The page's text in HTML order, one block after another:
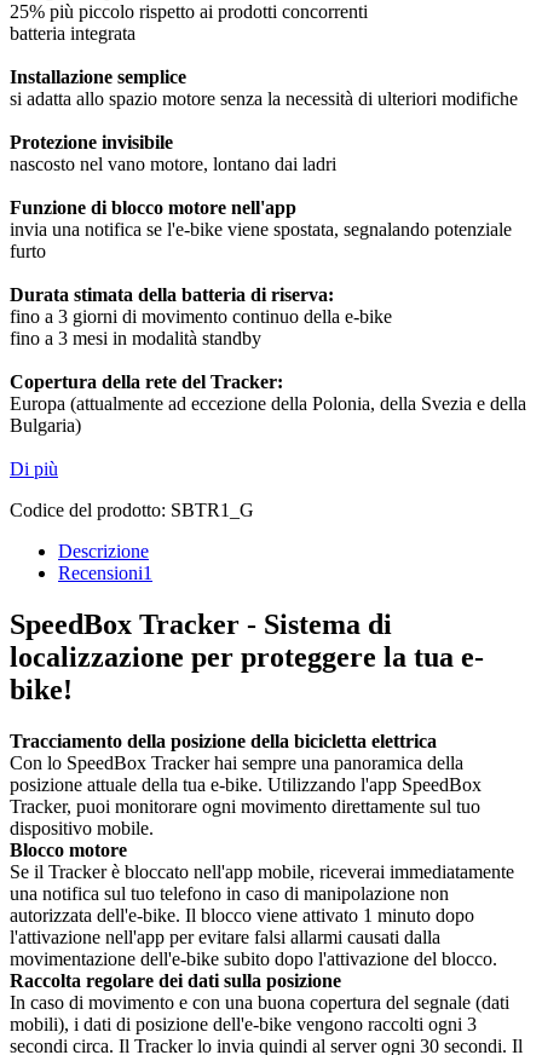
25% più piccolo rispetto ai prodotti concorrenti
batteria integrata
Installazione semplice
si adatta allo spazio motore senza la necessità di ulteriori modifiche
Protezione invisibile
nascosto nel vano motore, lontano dai ladri
Funzione di blocco motore nell'app
invia una notifica se l'e-bike viene spostata, segnalando potenziale
furto
Durata stimata della batteria di riserva:
fino a 3 giorni di movimento continuo della e-bike
fino a 3 mesi in modalità standby
Copertura della rete del Tracker:
Europa (attualmente ad eccezione della Polonia, della Svezia e della
Bulgaria)
Di più
Codice del prodotto: SBTR1_G
Descrizione
Recensioni1
SpeedBox Tracker - Sistema di
localizzazione per proteggere la tua e-
bike!
Tracciamento della posizione della bicicletta elettrica
Con lo SpeedBox Tracker hai sempre una panoramica della
posizione attuale della tua e-bike. Utilizzando l'app SpeedBox
Tracker, puoi monitorare ogni movimento direttamente sul tuo
dispositivo mobile.
Blocco motore
Se il Tracker è bloccato nell'app mobile, riceverai immediatamente
una notifica sul tuo telefono in caso di manipolazione non
autorizzata dell'e-bike. Il blocco viene attivato 1 minuto dopo
l'attivazione nell'app per evitare falsi allarmi causati dalla
movimentazione dell'e-bike subito dopo l'attivazione del blocco.
Raccolta regolare dei dati sulla posizione
In caso di movimento e con una buona copertura del segnale (dati
mobili), i dati di posizione dell'e-bike vengono raccolti ogni 3
secondi circa. Il Tracker lo invia quindi al server ogni 30 secondi. Il